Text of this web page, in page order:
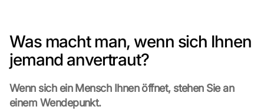
Was macht man, wenn sich Ihnen
jemand anvertraut?
Wenn sich ein Mensch Ihnen öffnet, stehen Sie an
einem Wendepunkt.